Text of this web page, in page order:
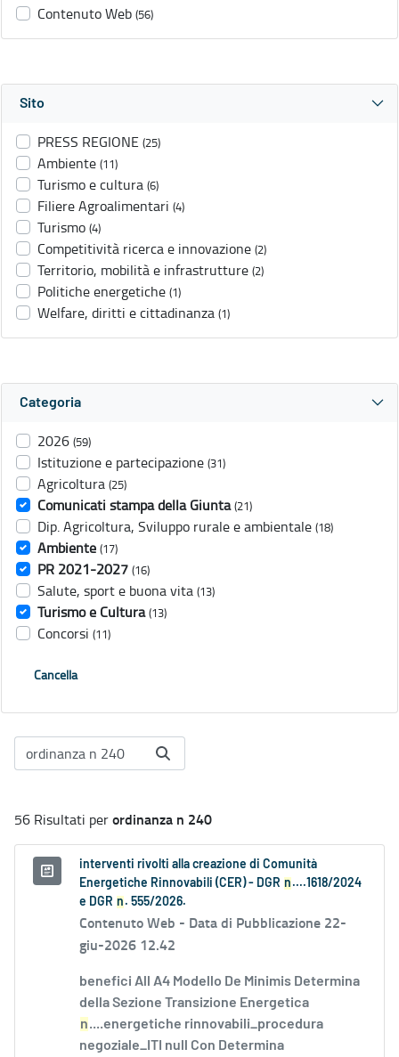
Contenuto Web (56)
Sito
PRESS REGIONE (25)
Ambiente (11)
Turismo e cultura (6)
Filiere Agroalimentari (4)
Turismo (4)
Competitività ricerca e innovazione (2)
Territorio, mobilità e infrastrutture (2)
Politiche energetiche (1)
Welfare, diritti e cittadinanza (1)
Categoria
2026 (59)
Istituzione e partecipazione (31)
Agricoltura (25)
Comunicati stampa della Giunta (21)
Dip. Agricoltura, Sviluppo rurale e ambientale (18)
Ambiente (17)
PR 2021-2027 (16)
Salute, sport e buona vita (13)
Turismo e Cultura (13)
Concorsi (11)
Cancella
56 Risultati perordinanza n 240
interventi rivolti alla creazione di Comunità
Energetiche Rinnovabili (CER) - DGR n ....1618/2024
e DGR n . 555/2026.
Contenuto Web - Data di Pubblicazione 22-
giu-2026 12.42
benefici All A4 Modello De Minimis Determina
della Sezione Transizione Energetica
n....energetiche rinnovabili_procedura
negoziale_ITI null Con Determina